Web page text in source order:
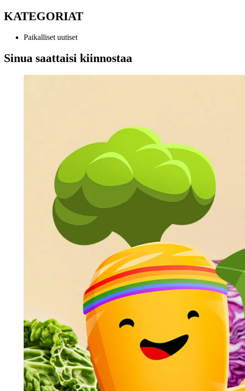
KATEGORIAT
Paikalliset uutiset
Sinua saattaisi kiinnostaa